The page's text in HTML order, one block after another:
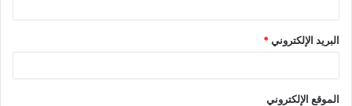
البريد الإلكتروني*
الموقع الإلكتروني